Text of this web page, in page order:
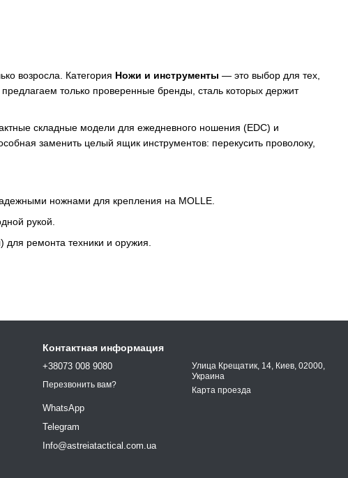
возросла. Категория Ножи и инструменты — это выбор для тех,
только проверенные бренды, сталь которых держит
складные модели для ежедневного ношения (EDC) и
заменить целый ящик инструментов: перекусить проволоку,
ножнами для крепления на MOLLE.
рукой.
для ремонта техники и оружия.
Контактная информация
+38073 008 9080
Перезвонить вам?
WhatsApp
Telegram
Info@astreiatactical.com.ua
Улица Крещатик, 14, Киев, 02000,
Украина
Карта проезда